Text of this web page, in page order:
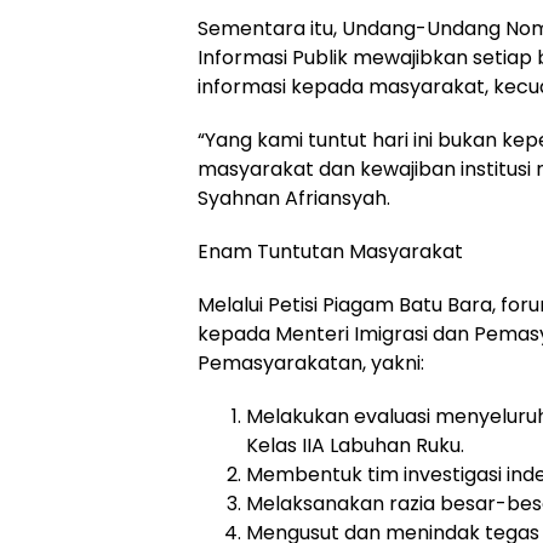
Sementara itu, Undang-Undang
Informasi Publik mewajibkan
informasi kepada masyarakat,
“Yang kami tuntut hari ini bukan
masyarakat dan kewajiban institusi
Syahnan Afriansyah.
Enam Tuntutan Masyarakat
Melalui Petisi Piagam Batu Bara,
kepada Menteri Imigrasi dan
Pemasyarakatan, yakni:
Melakukan evaluasi
Kelas IIA Labuhan Ruku.
Membentuk tim investigasi
Melaksanakan razia besar-
Mengusut dan menindak